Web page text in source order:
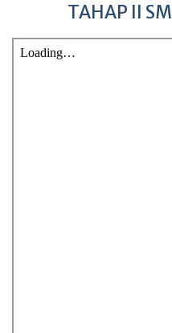
TAHAP II